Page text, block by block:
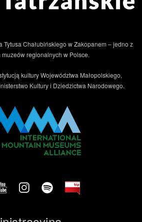
Tytusa Chałubińskiego w Zakopanem – jedno z
regionalnych w Polsce.
kultury Województwa Małopolskiego,
Kultury i Dziedzictwa Narodowego.